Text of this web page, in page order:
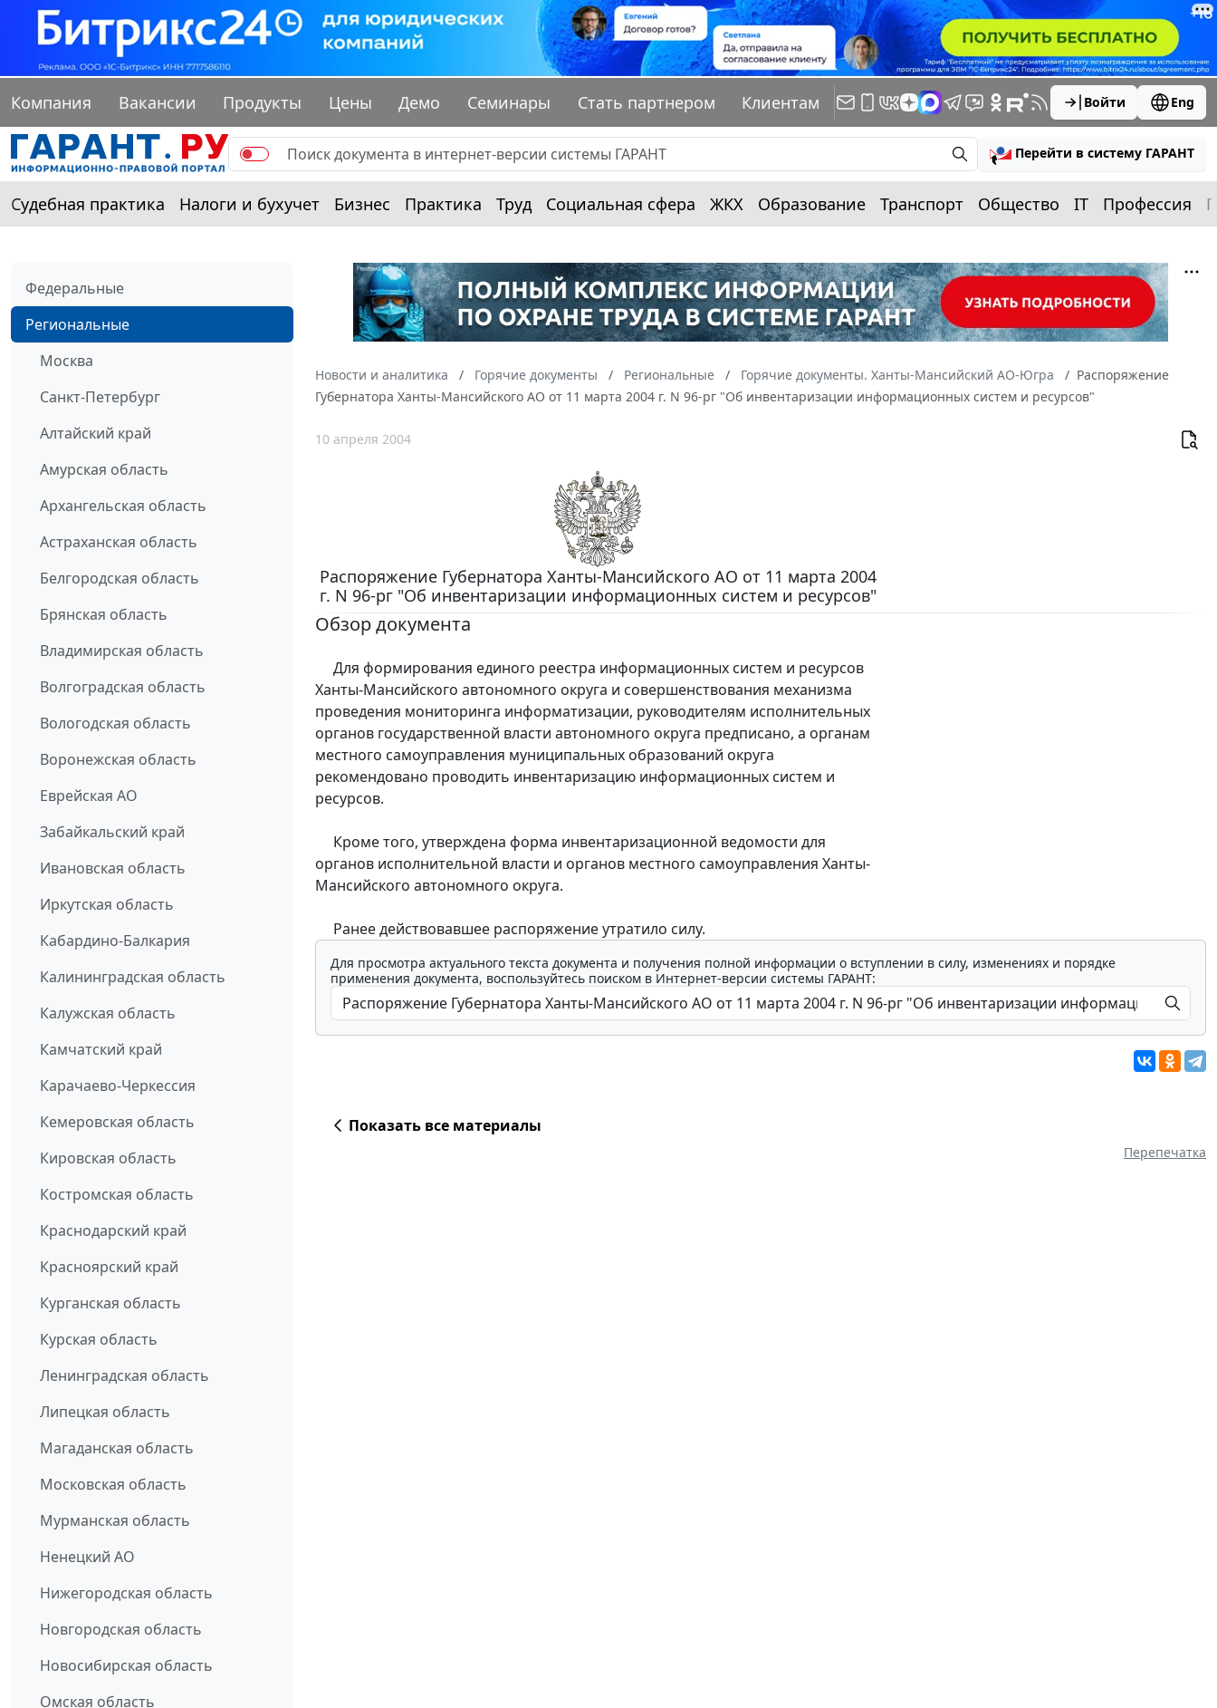
Компания Вакансии Продукты Цены Демо Семинары Стать партнером Клиентам Войти Eng
Перейти в систему ГАРАНТ
Судебная практика Налоги и бухучет Бизнес Практика Труд Социальная сфера ЖКХ Образование Транспорт Общество IT Профессия
Федеральные
Региональные
Москва
Санкт-Петербург
Алтайский край
Амурская область
Архангельская область
Астраханская область
Белгородская область
Брянская область
Владимирская область
Волгоградская область
Вологодская область
Воронежская область
Еврейская АО
Забайкальский край
Ивановская область
Иркутская область
Кабардино-Балкария
Калининградская область
Калужская область
Камчатский край
Карачаево-Черкессия
Кемеровская область
Кировская область
Костромская область
Краснодарский край
Красноярский край
Курганская область
Курская область
Ленинградская область
Липецкая область
Магаданская область
Московская область
Мурманская область
Ненецкий АО
Нижегородская область
Новгородская область
Новосибирская область
Омская область
Новости и аналитика Горячие документы Региональные Горячие документы. Ханты-Мансийский АО-Югра
Распоряжение
Губернатора Ханты-Мансийского АО от 11 марта 2004 г. N 96-рг "Об инвентаризации информационных систем и ресурсов"
10 апреля 2004
Распоряжение Губернатора Ханты-Мансийского АО от 11 марта 2004
г. N 96-рг "Об инвентаризации информационных систем и ресурсов"
Обзор документа
Для формирования единого реестра информационных систем и ресурсов
Ханты-Мансийского автономного округа и совершенствования механизма
проведения мониторинга информатизации, руководителям исполнительных
органов государственной власти автономного округа предписано, а органам
местного самоуправления муниципальных образований округа
рекомендовано проводить инвентаризацию информационных систем и
ресурсов.
Кроме того, утверждена форма инвентаризационной ведомости для
органов исполнительной власти и органов местного самоуправления Ханты-
Мансийского автономного округа.
Ранее действовавшее распоряжение утратило силу.
Для просмотра актуального текста документа и получения полной информации о вступлении в силу, изменениях и порядке
применения документа, воспользуйтесь поиском в Интернет-версии системы ГАРАНТ:
Показать все материалы
Перепечатка